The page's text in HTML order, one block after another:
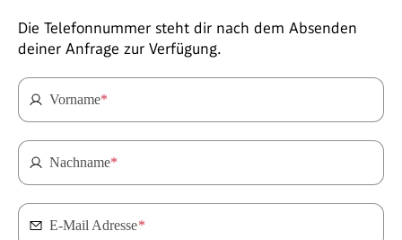
Die Telefonnummer steht dir nach dem Absenden
deiner Anfrage zur Verfügung.
Vorname*
Nachname*
E-Mail Adresse*